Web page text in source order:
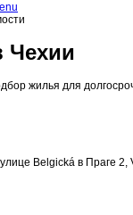
Чехии
жилья для
Belgická в Праге